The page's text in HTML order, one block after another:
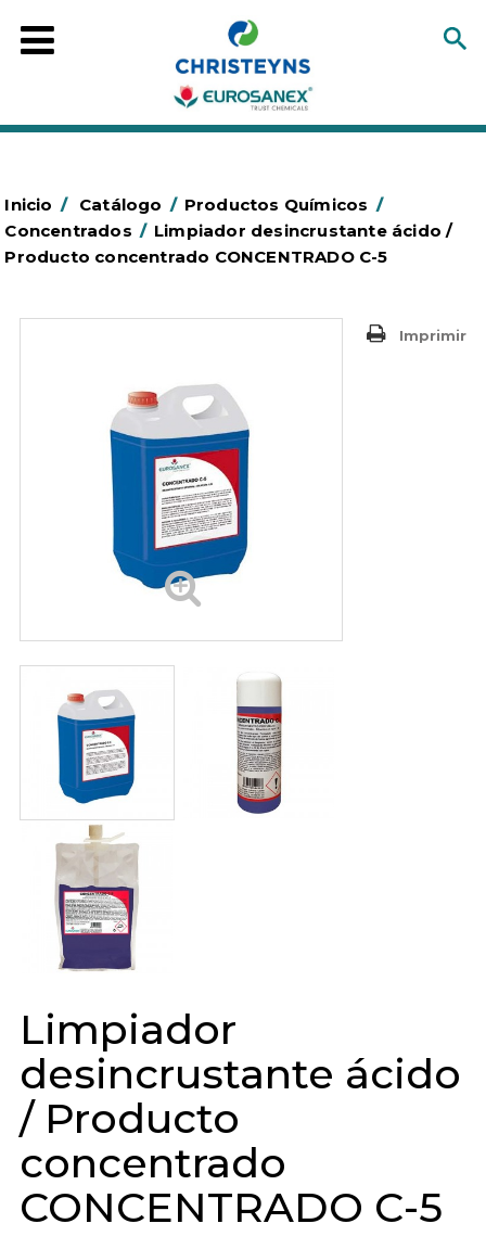
Inicio / Catálogo / Productos Químicos /
Concentrados / Limpiador desincrustante ácido /
Producto concentrado CONCENTRADO C-5
Imprimir
Limpiador
desincrustante ácido
/ Producto
concentrado
CONCENTRADO C-5